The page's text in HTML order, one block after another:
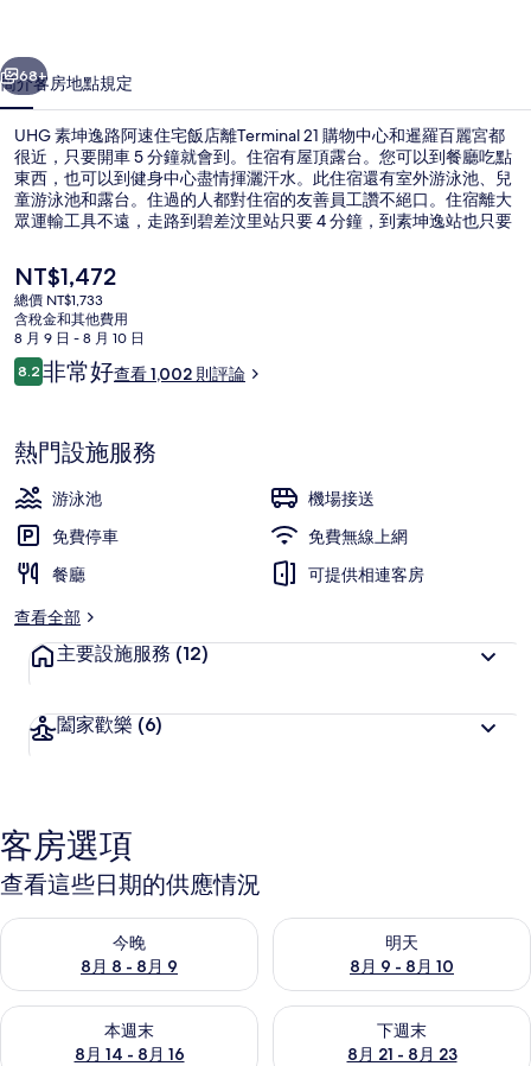
住
宅
飯
店
的
相
片
集
個 下一個
68+
簡介客房地點規定
UHG 素坤逸路阿速住宅飯店離Terminal 21 購物中心和暹羅百麗宮都
很近，只要開車 5 分鐘就會到。住宿有屋頂露台。您可以到餐廳吃點
東西，也可以到健身中心盡情揮灑汗水。此住宿還有室外游泳池、兒
童游泳池和露台。住過的人都對住宿的友善員工讚不絕口。住宿離大
眾運輸工具不遠，走路到碧差汶里站只要 4 分鐘，到素坤逸站也只要
目
前
的
價
格
是
NT$1,472
總價 NT$1,733
含稅金和其他費用
8 月 9 日 - 8 月 10 日
評
論
8.28.2 分，滿分 10 分，
非常好查看 1,002 則評論
熱門設施服務
游泳池
機場接送
免費停車
免費無線上網
餐廳
可提供相連客房
查看全部
主要設施服務 (12)
闔家歡樂 (6)
客房選項
查看這些日期的供應情況
今晚
8月 8 - 8月 9
查看今晚 (8月 8 - 8月 9) 的供應情況
明天
8月 9 - 8月 10
查看明天 (8月 9 - 8月 10) 的供
本週末
8月 14 - 8月 16
查看本週末 (8月 14 - 8月 16) 的供應情況
下週末
8月 21 - 8月 23
查看下週末 (8月 21 - 8月 23)